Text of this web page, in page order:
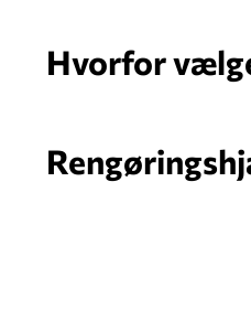
Hvorfor